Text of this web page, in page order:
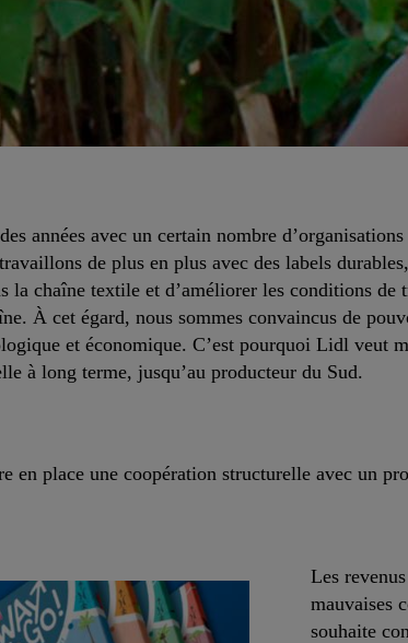
années avec un certain nombre
de plus en plus avec des labels
la chaîne textile et d’améliorer les conditions
À cet égard, nous sommes convaincus de
et économique. C’est pourquoi Lidl veut
à long terme, jusqu’au producteur du Sud.
en place une coopération structurelle avec un
Les
mauvaises
souhaite